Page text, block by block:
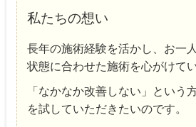
私たちの想い
長年の施術経験を活かし、お一
状態に合わせた施術を心がけてい
「なかなか改善しない」という
を試していただきたいのです。